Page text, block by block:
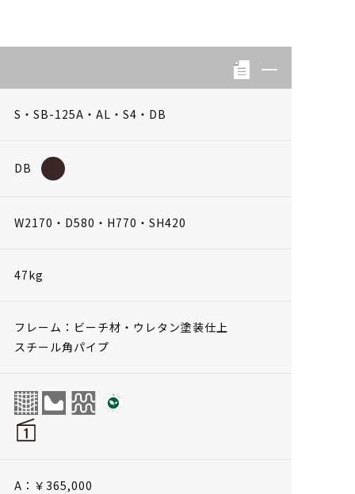
S・SB-125A・AL・S4・DB
DB
W2170・D580・H770・SH420
47kg
フレーム：ビーチ材・ウレタン塗装仕上
スチール角パイプ
A：￥365,000